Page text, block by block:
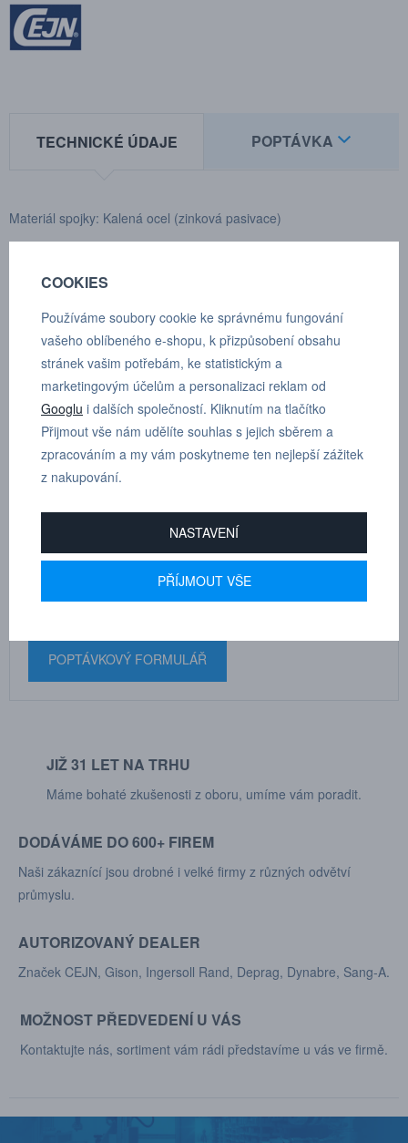
TECHNICKÉ ÚDAJE POPTÁVKA
Materiál spojky: Kalená ocel (zinková pasivace)
Zakončení: 1 1/16"-12 UN
Max. pracovní tlak: 350 bar
Rozměry součásti: A 23 mm, B 55 mm, C 15 mm, D 15 mm, F
32 mm
MARTIN
DRHOLEC
technické poradenství
+420 731 517 942
POPTÁVKOVÝ FORMULÁŘ
JIŽ 31 LET NA TRHU
Máme bohaté zkušenosti z oboru, umíme vám poradit.
DODÁVÁME DO 600+ FIREM
Naši zákaznící jsou drobné i velké firmy z různých odvětví
průmyslu.
AUTORIZOVANÝ DEALER
Značek CEJN, Gison, Ingersoll Rand, Deprag, Dynabre, Sang-A.
MOŽNOST PŘEDVEDENÍ U VÁS
Kontaktujte nás, sortiment vám rádi představíme u vás ve firmě.
COOKIES
Používáme soubory cookie ke správnému fungování
vašeho oblíbeného e-shopu, k přizpůsobení obsahu
stránek vašim potřebám, ke statistickým a
marketingovým účelům a personalizaci reklam od
Googlu i dalších společností. Kliknutím na tlačítko
Přijmout vše nám udělíte souhlas s jejich sběrem a
zpracováním a my vám poskytneme ten nejlepší zážitek
z nakupování.
NASTAVENÍ
PŘÍJMOUT VŠE